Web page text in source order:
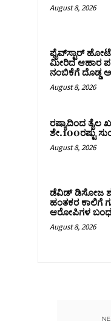
August 8, 2026
ಫೈವ್‌ಸ್ಟಾರ್
ಮೀರಿದ ಆಹಾರ
ನಂಬಿಕೆಗೆ ದೊಡ್ಡ
August 8, 2026
ರಷ್ಯಾದಿಂದ ತೈಲ
ಶೇ.100ರಷ್ಟು
August 8, 2026
ಡೆವಿಡ್ ಡಿಸೋಜ
ಹಂತಕರ ಕಾಲಿಗೆ
ಆರೋಪಿಗಳ
August 8, 2026